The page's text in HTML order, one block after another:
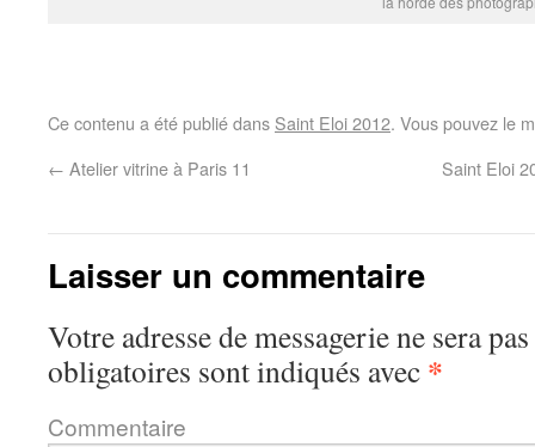
Ce contenu a été publié dans Saint Eloi 2012. Vous pouvez le
← Atelier vitrine à Paris 11 Saint Eloi
Laisser un commentaire
Votre adresse de messagerie ne sera
obligatoires sont indiqués avec *
Commentaire